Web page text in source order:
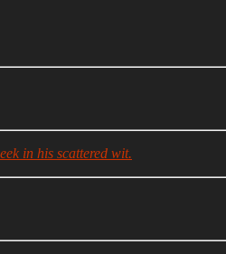
in his scattered wit.